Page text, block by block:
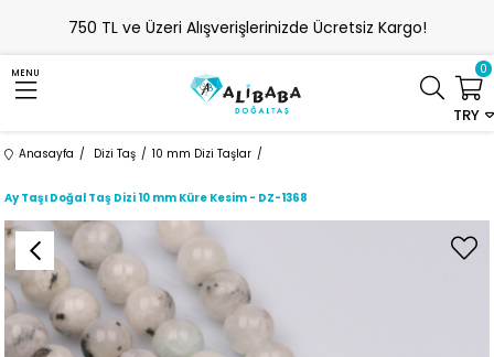
750 TL ve Üzeri Alışverişlerinizde Ücretsiz Kargo!
MENU
TRY
0
Anasayfa Dizi Taş 10 mm Dizi Taşlar
Ay Taşı Doğal Taş Dizi 10 mm Küre Kesim - DZ-1368